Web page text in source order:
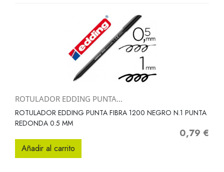
ROTULADOR EDDING PUNTA...
ROTULADOR EDDING PUNTA FIBRA 1200 NEGRO N.1 PUNTA
REDONDA 0.5 MM
Precio
0,79 €
Añadir al carrito